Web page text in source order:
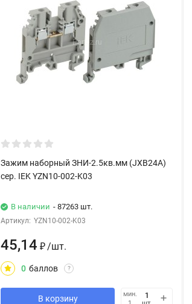
Зажим наборный ЗНИ-2.5кв.мм (JXB24А)
сер. IEK YZN10-002-K03
В наличии - 87263 шт.
Артикул: YZN10-002-K03
45,14 ₽/шт.
0 баллов ?
В корзину
мин.